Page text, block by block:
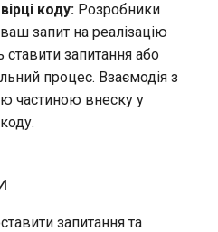
коду: Розробники
запит на реалізацію
запитання або
процес. Взаємодія з
частиною внеску у
запитання та